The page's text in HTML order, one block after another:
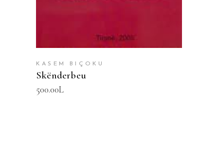
KASEM BIÇOKU
Skënderbeu
500.00L